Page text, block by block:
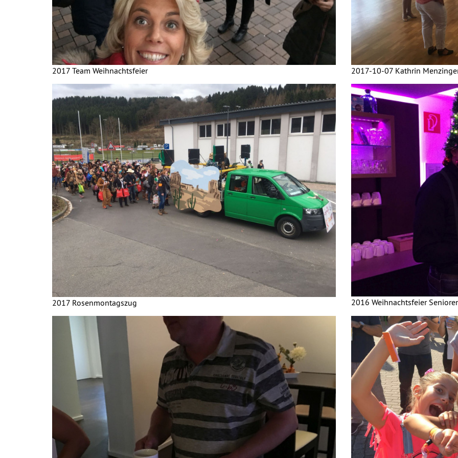
2017 Team Weihnachtsfeier 2017-10-07 Kathrin
2017 Rosenmontagszug 2016 Weihnachtsfeier